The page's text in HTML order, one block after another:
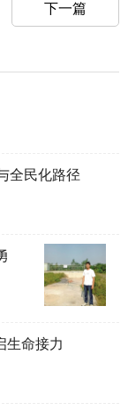
下一篇
全民化路径
生命接力